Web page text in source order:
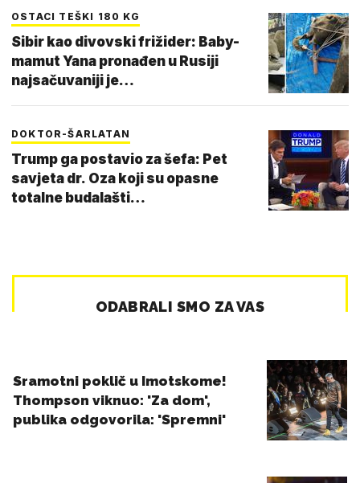
OSTACI TEŠKI 180 KG
Sibir kao divovski frižider: Baby-
mamut Yana pronađen u Rusiji
najsačuvaniji je…
DOKTOR-ŠARLATAN
Trump ga postavio za šefa: Pet
savjeta dr. Oza koji su opasne
totalne budalašti…